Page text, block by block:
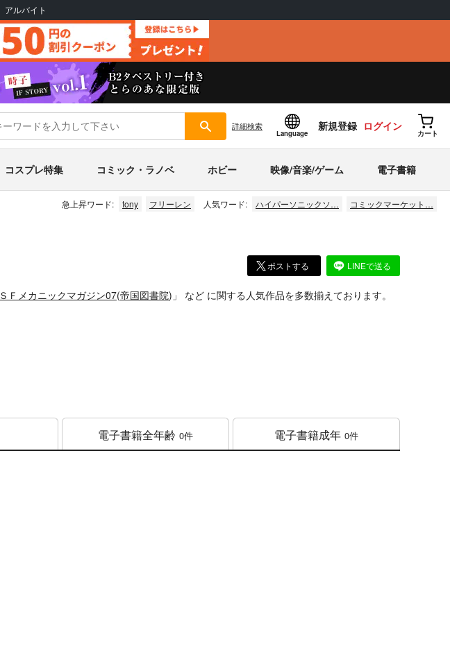
アルバイト
詳細検索
Language
新規登録 ログイン
カート
コスプレ特集 コミック・ラノベ ホビー 映像/音楽/ゲーム 電子書籍
急上昇ワード: tony フリーレン 人気ワード: ハイパーソニックソ… コミックマーケット…
ポストする LINEで送る
ＳＦメカニックマガジン07(帝国図書院)」 など に関する人気作品を多数揃えております。
電子書籍全年齢 0件 電子書籍成年 0件